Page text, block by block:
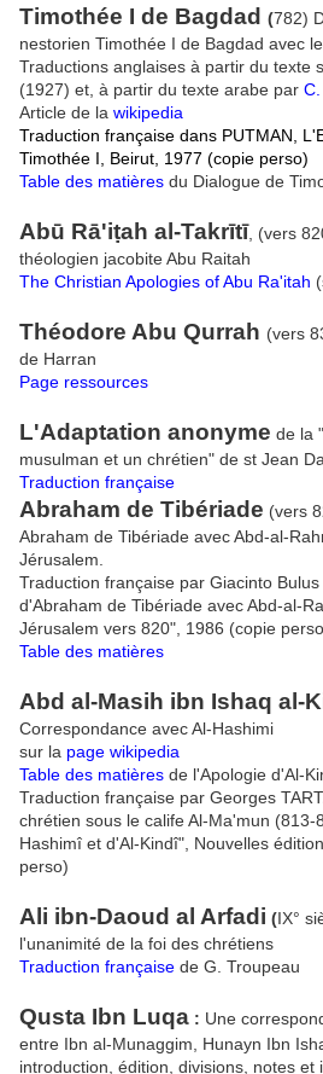
Timothée I de Bagdad (782)
nestorien Timothée I de Bagdad avec
Traductions anglaises à partir du texte
(1927) et, à partir du texte arabe par
Article de la wikipedia
Traduction française dans PUTMAN,
Timothée I, Beirut, 1977 (copie perso)
Table des matières du Dialogue de
Abū Rā'iṭah al-Takrītī , (vers
théologien jacobite Abu Raitah
The Christian Apologies of Abu Ra'itah
Théodore Abu Qurrah (vers
de Harran
Page ressources
L'Adaptation anonyme de la
musulman et un chrétien" de st Jean
Traduction française
Abraham de Tibériade (vers
Abraham de Tibériade avec Abd-al-
Jérusalem.
Traduction française par Giacinto
d'Abraham de Tibériade avec Abd-al-
Jérusalem vers 820", 1986 (copie
Table des matières
Abd al-Masih ibn Ishaq al-
Correspondance avec Al-Hashimi
sur la page wikipedia
Table des matières de l'Apologie d'Al-
Traduction française par Georges
chrétien sous le calife Al-Ma'mun (813-
Hashimî et d'Al-Kindî", Nouvelles
perso)
Ali ibn-Daoud al Arfadi (IX°
l'unanimité de la foi des chrétiens
Traduction française de G. Troupeau
Qusta Ibn Luqa : Une
entre Ibn al-Munaggim, Hunayn Ibn
introduction, édition, divisions, notes et